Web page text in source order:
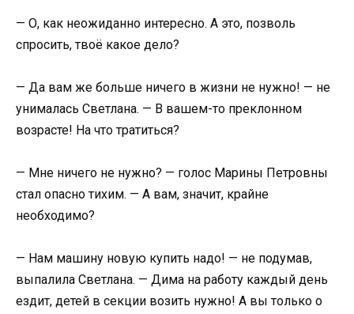
— О, как неожиданно интересно. А это, позволь
спросить, твоё какое дело?
— Да вам же больше ничего в жизни не нужно! — не
унималась Светлана. — В вашем-то преклонном
возрасте! На что тратиться?
— Мне ничего не нужно? — голос Марины Петровны
стал опасно тихим. — А вам, значит, крайне
необходимо?
— Нам машину новую купить надо! — не подумав,
выпалила Светлана. — Дима на работу каждый день
ездит, детей в секции возить нужно! А вы только о